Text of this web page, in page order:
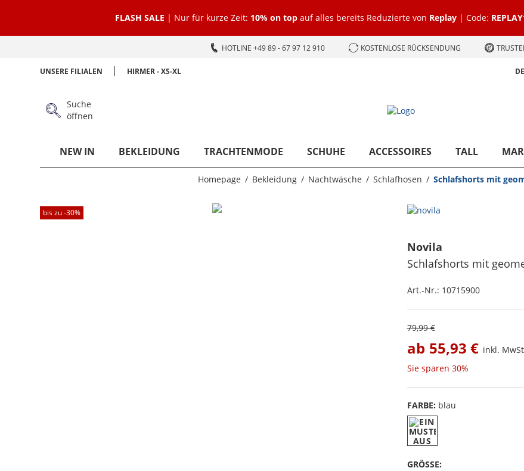
FLASH SALE | Nur für kurze Zeit: 10% on top auf alles bereits Reduzierte von Replay | Code:
HOTLINE +49 89 - 67 97 12 910 KOSTENLOSE RÜCKSENDUNG
UNSERE FILIALEN HIRMER - XS-XL
Suche
öffnen
NEW IN BEKLEIDUNG TRACHTENMODE SCHUHE ACCESSOIRES TALL
Homepage Bekleidung Nachtwäsche Schlafhosen Schlafshorts mit
bis zu -30%
Novila
Schlafshorts mit
Art.-Nr.: 10715900
79,99 €
ab 55,93 € inkl.
Sie sparen 30%
FARBE: blau
GRÖSSE: